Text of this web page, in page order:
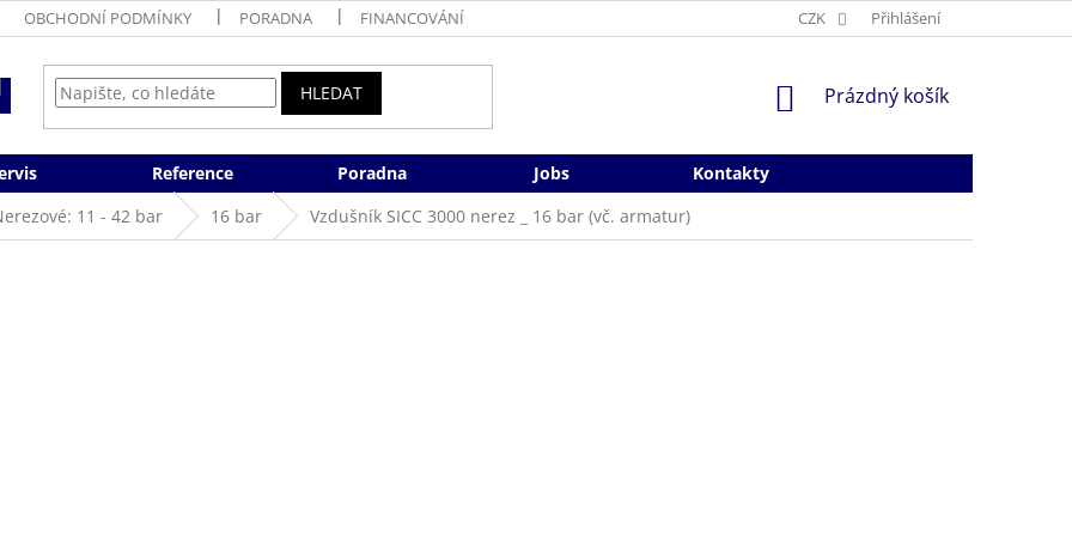
OBCHODNÍ PODMÍNKY PORADNA FINANCOVÁNÍ CZK Přihlášení
HLEDAT
NÁKUPNÍ
Prázdný košík
Reference Poradna Jobs
Kontakty
11 - 42 bar 16 bar Vzdušník SICC 3000 nerez _ 16 bar (vč. armatur)